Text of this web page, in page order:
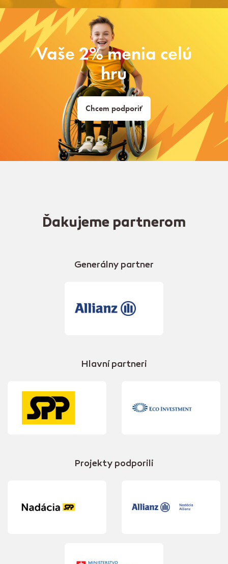
Vaše 2% menia celú
hru
Chcem podporiť
Ďakujeme partnerom
Generálny partner
Hlavní partneri
Projekty podporili